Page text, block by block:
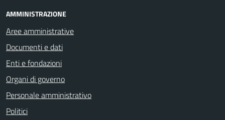
AMMINISTRAZIONE
Aree amministrative
Documenti e dati
Enti e fondazioni
Organi di governo
Personale amministrativo
Politici